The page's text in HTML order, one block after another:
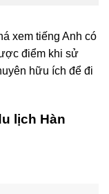
xem tiếng Anh có
điểm khi sử
hữu ích để đi
lịch Hàn